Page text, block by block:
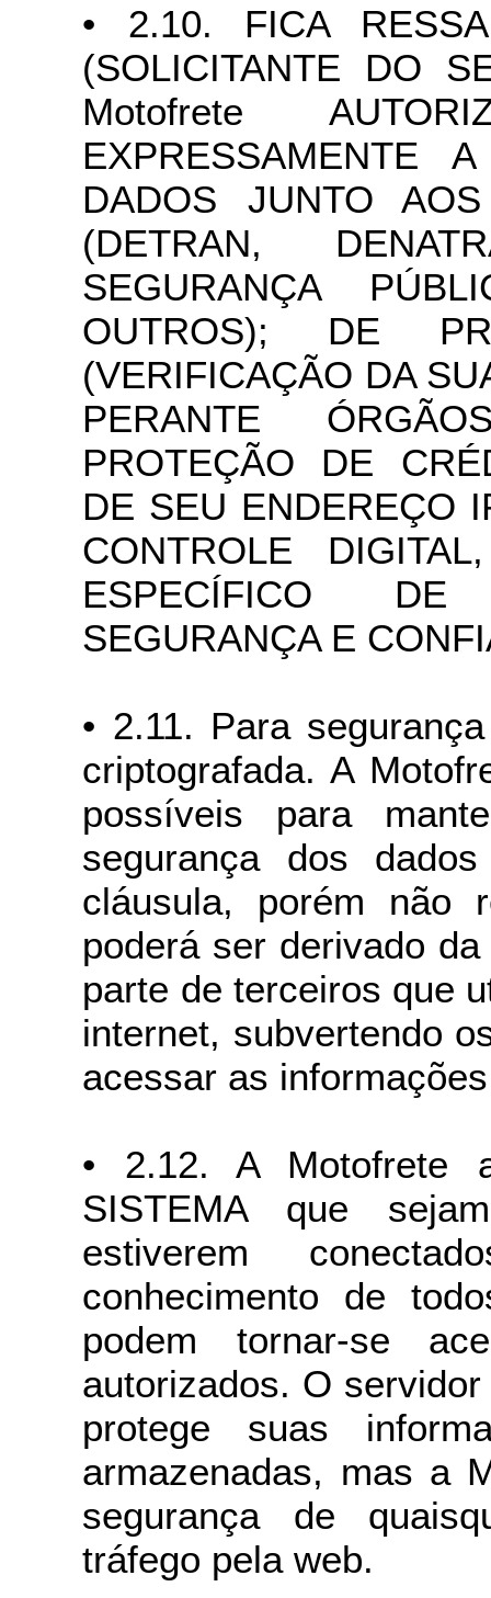
• 2.10. FICA
(SOLICITANTE DO
Motofrete
EXPRESSAMENTE
DADOS JUNTO
(DETRAN,
SEGURANÇA
OUTROS); DE
(VERIFICAÇÃO DA
PERANTE
PROTEÇÃO DE
DE SEU ENDEREÇO
CONTROLE
ESPECÍFICO DE
SEGURANÇA E
• 2.11. Para
criptografada. A
possíveis para
segurança dos
cláusula, porém não
poderá ser derivado
parte de terceiros que
internet, subvertendo
acessar as
• 2.12. A Motofrete
SISTEMA que
estiverem
conhecimento de
podem tornar-se
autorizados. O
protege suas
armazenadas, mas a
segurança de
tráfego pela web.